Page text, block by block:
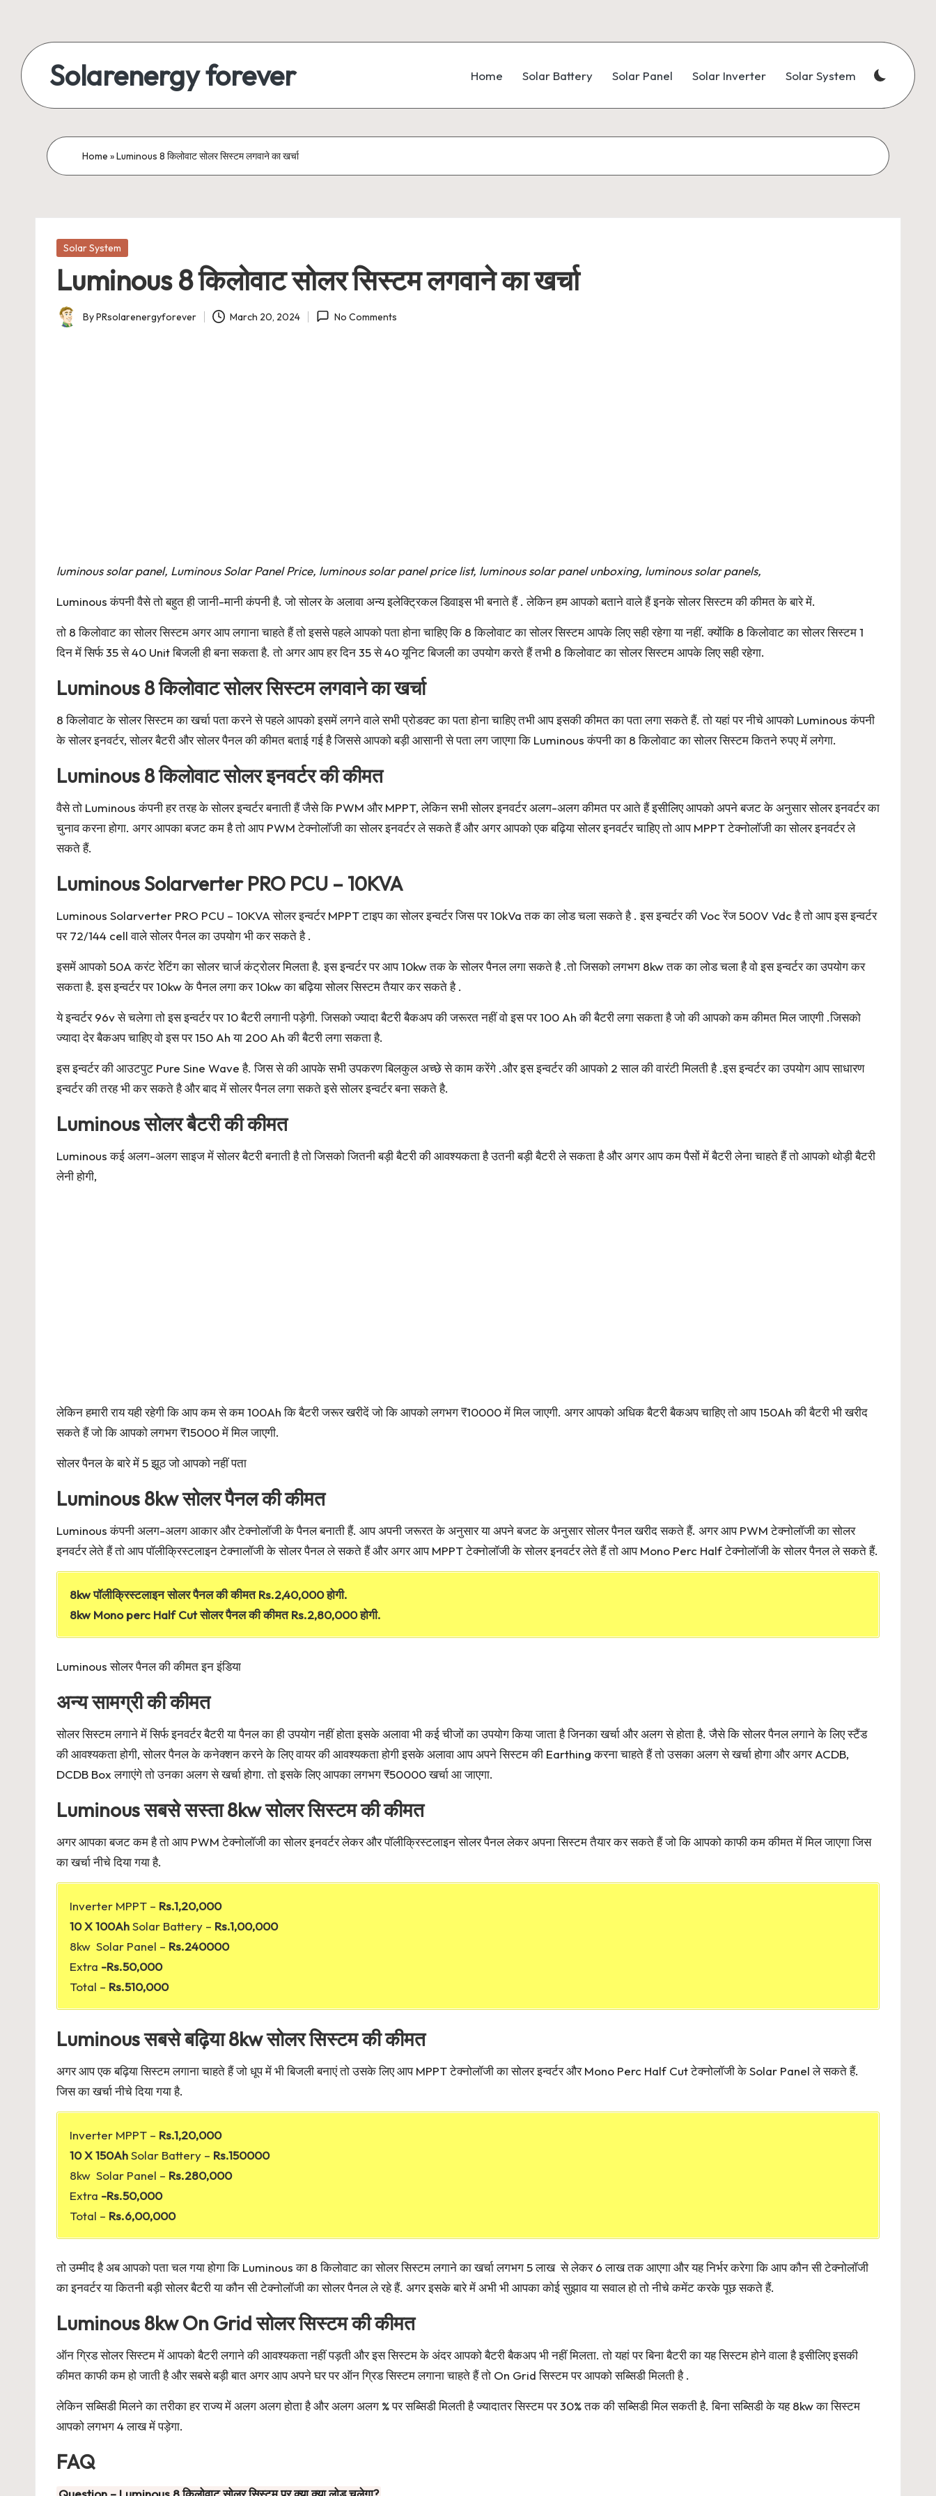
content
Solarenergy forever
बिजली
Home Solar Battery Solar Panel Solar Inverter Solar System
Home »Luminous 8 किलोवाट सोलर सिस्टम लगवाने का खर्चा
Posted
Solar System
Luminous 8 किलोवाट सोलर सिस्टम लगवाने का खर्चा
Posted
ByPRsolarenergyforever March 20, 2024 No Comments
luminous solar panel, Luminous Solar Panel Price, luminous solar panel price list, luminous solar panel unboxing, luminous solar panels,
Luminous कंपनी वैसे तो बहुत ही जानी-मानी कंपनी है. जो सोलर के अलावा अन्य इलेक्ट्रिकल डिवाइस भी बनाते हैं . लेकिन हम आपको बताने वाले हैं इनके सोलर सिस्टम की कीमत के बारे में.
तो 8 किलोवाट का सोलर सिस्टम अगर आप लगाना चाहते हैं तो इससे पहले आपको पता होना चाहिए कि 8 किलोवाट का सोलर सिस्टम आपके लिए सही रहेगा या नहीं. क्योंकि 8 किलोवाट का सोलर सिस्टम 1
दिन में सिर्फ 35 से 40 Unit बिजली ही बना सकता है. तो अगर आप हर दिन 35 से 40 यूनिट बिजली का उपयोग करते हैं तभी 8 किलोवाट का सोलर सिस्टम आपके लिए सही रहेगा.
Luminous 8 किलोवाट सोलर सिस्टम लगवाने का खर्चा
8 किलोवाट के सोलर सिस्टम का खर्चा पता करने से पहले आपको इसमें लगने वाले सभी प्रोडक्ट का पता होना चाहिए तभी आप इसकी कीमत का पता लगा सकते हैं. तो यहां पर नीचे आपको Luminous कंपनी
के सोलर इनवर्टर, सोलर बैटरी और सोलर पैनल की कीमत बताई गई है जिससे आपको बड़ी आसानी से पता लग जाएगा कि Luminous कंपनी का 8 किलोवाट का सोलर सिस्टम कितने रुपए में लगेगा.
Luminous 8 किलोवाट सोलर इनवर्टर की कीमत
वैसे तो Luminous कंपनी हर तरह के सोलर इन्वर्टर बनाती हैं जैसे कि PWM और MPPT, लेकिन सभी सोलर इनवर्टर अलग-अलग कीमत पर आते हैं इसीलिए आपको अपने बजट के अनुसार सोलर इनवर्टर का
चुनाव करना होगा. अगर आपका बजट कम है तो आप PWM टेक्नोलॉजी का सोलर इनवर्टर ले सकते हैं और अगर आपको एक बढ़िया सोलर इनवर्टर चाहिए तो आप MPPT टेक्नोलॉजी का सोलर इनवर्टर ले
सकते हैं.
Luminous Solarverter PRO PCU – 10KVA
Luminous Solarverter PRO PCU – 10KVA सोलर इन्वर्टर MPPT टाइप का सोलर इन्वर्टर जिस पर 10kVa तक का लोड चला सकते है . इस इन्वर्टर की Voc रेंज 500V Vdc है तो आप इस इन्वर्टर
पर 72/144 cell वाले सोलर पैनल का उपयोग भी कर सकते है .
इसमें आपको 50A करंट रेटिंग का सोलर चार्ज कंट्रोलर मिलता है. इस इन्वर्टर पर आप 10kw तक के सोलर पैनल लगा सकते है .तो जिसको लगभग 8kw तक का लोड चला है वो इस इन्वर्टर का उपयोग कर
सकता है. इस इन्वर्टर पर 10kw के पैनल लगा कर 10kw का बढ़िया सोलर सिस्टम तैयार कर सकते है .
ये इन्वर्टर 96v से चलेगा तो इस इन्वर्टर पर 10 बैटरी लगानी पड़ेगी. जिसको ज्यादा बैटरी बैकअप की जरूरत नहीं वो इस पर 100 Ah की बैटरी लगा सकता है जो की आपको कम कीमत मिल जाएगी .जिसको
ज्यादा देर बैकअप चाहिए वो इस पर 150 Ah या 200 Ah की बैटरी लगा सकता है.
इस इन्वर्टर की आउटपुट Pure Sine Wave है. जिस से की आपके सभी उपकरण बिलकुल अच्छे से काम करेंगे .और इस इन्वर्टर की आपको 2 साल की वारंटी मिलती है .इस इन्वर्टर का उपयोग आप साधारण
इन्वर्टर की तरह भी कर सकते है और बाद में सोलर पैनल लगा सकते इसे सोलर इन्वर्टर बना सकते है.
Luminous सोलर बैटरी की कीमत
Luminous कई अलग-अलग साइज में सोलर बैटरी बनाती है तो जिसको जितनी बड़ी बैटरी की आवश्यकता है उतनी बड़ी बैटरी ले सकता है और अगर आप कम पैसों में बैटरी लेना चाहते हैं तो आपको थोड़ी बैटरी
लेनी होगी,
लेकिन हमारी राय यही रहेगी कि आप कम से कम 100Ah कि बैटरी जरूर खरीदें जो कि आपको लगभग ₹10000 में मिल जाएगी. अगर आपको अधिक बैटरी बैकअप चाहिए तो आप 150Ah की बैटरी भी खरीद
सकते हैं जो कि आपको लगभग ₹15000 में मिल जाएगी.
सोलर पैनल के बारे में 5 झूठ जो आपको नहीं पता
Luminous 8kw सोलर पैनल की कीमत
Luminous कंपनी अलग-अलग आकार और टेक्नोलॉजी के पैनल बनाती हैं. आप अपनी जरूरत के अनुसार या अपने बजट के अनुसार सोलर पैनल खरीद सकते हैं. अगर आप PWM टेक्नोलॉजी का सोलर
इनवर्टर लेते हैं तो आप पॉलीक्रिस्टलाइन टेक्नालॉजी के सोलर पैनल ले सकते हैं और अगर आप MPPT टेक्नोलॉजी के सोलर इनवर्टर लेते हैं तो आप Mono Perc Half टेक्नोलॉजी के सोलर पैनल ले सकते हैं.
8kw पॉलीक्रिस्टलाइन सोलर पैनल की कीमत Rs.2,40,000 होगी.
8kw Mono perc Half Cut सोलर पैनल की कीमत Rs.2,80,000 होगी.
Luminous सोलर पैनल की कीमत इन इंडिया
अन्य सामग्री की कीमत
सोलर सिस्टम लगाने में सिर्फ इनवर्टर बैटरी या पैनल का ही उपयोग नहीं होता इसके अलावा भी कई चीजों का उपयोग किया जाता है जिनका खर्चा और अलग से होता है. जैसे कि सोलर पैनल लगाने के लिए स्टैंड
की आवश्यकता होगी, सोलर पैनल के कनेक्शन करने के लिए वायर की आवश्यकता होगी इसके अलावा आप अपने सिस्टम की Earthing करना चाहते हैं तो उसका अलग से खर्चा होगा और अगर ACDB,
DCDB Box लगाएंगे तो उनका अलग से खर्चा होगा. तो इसके लिए आपका लगभग ₹50000 खर्चा आ जाएगा.
Luminous सबसे सस्ता 8kw सोलर सिस्टम की कीमत
अगर आपका बजट कम है तो आप PWM टेक्नोलॉजी का सोलर इनवर्टर लेकर और पॉलीक्रिस्टलाइन सोलर पैनल लेकर अपना सिस्टम तैयार कर सकते हैं जो कि आपको काफी कम कीमत में मिल जाएगा जिस
का खर्चा नीचे दिया गया है.
Inverter MPPT – Rs.1,20,000
10 X 100AhSolar Battery – Rs.1,00,000
8kw Solar Panel – Rs.240000
Extra -Rs.50,000
Total – Rs.510,000
Luminous सबसे बढ़िया 8kw सोलर सिस्टम की कीमत
अगर आप एक बढ़िया सिस्टम लगाना चाहते हैं जो धूप में भी बिजली बनाएं तो उसके लिए आप MPPT टेक्नोलॉजी का सोलर इन्वर्टर और Mono Perc Half Cut टेक्नोलॉजी के Solar Panel ले सकते हैं.
जिस का खर्चा नीचे दिया गया है.
Inverter MPPT – Rs.1,20,000
10 X 150AhSolar Battery – Rs.150000
8kw Solar Panel – Rs.280,000
Extra -Rs.50,000
Total – Rs.6,00,000
तो उम्मीद है अब आपको पता चल गया होगा कि Luminous का 8 किलोवाट का सोलर सिस्टम लगाने का खर्चा लगभग 5 लाख से लेकर 6 लाख तक आएगा और यह निर्भर करेगा कि आप कौन सी टेक्नोलॉजी
का इनवर्टर या कितनी बड़ी सोलर बैटरी या कौन सी टेक्नोलॉजी का सोलर पैनल ले रहे हैं. अगर इसके बारे में अभी भी आपका कोई सुझाव या सवाल हो तो नीचे कमेंट करके पूछ सकते हैं.
Luminous 8kw On Grid सोलर सिस्टम की कीमत
ऑन ग्रिड सोलर सिस्टम में आपको बैटरी लगाने की आवश्यकता नहीं पड़ती और इस सिस्टम के अंदर आपको बैटरी बैकअप भी नहीं मिलता. तो यहां पर बिना बैटरी का यह सिस्टम होने वाला है इसीलिए इसकी
कीमत काफी कम हो जाती है और सबसे बड़ी बात अगर आप अपने घर पर ऑन ग्रिड सिस्टम लगाना चाहते हैं तो On Grid सिस्टम पर आपको सब्सिडी मिलती है .
लेकिन सब्सिडी मिलने का तरीका हर राज्य में अलग अलग होता है और अलग अलग % पर सब्सिडी मिलती है ज्यादातर सिस्टम पर 30% तक की सब्सिडी मिल सकती है. बिना सब्सिडी के यह 8kw का सिस्टम
आपको लगभग 4 लाख में पड़ेगा.
FAQ